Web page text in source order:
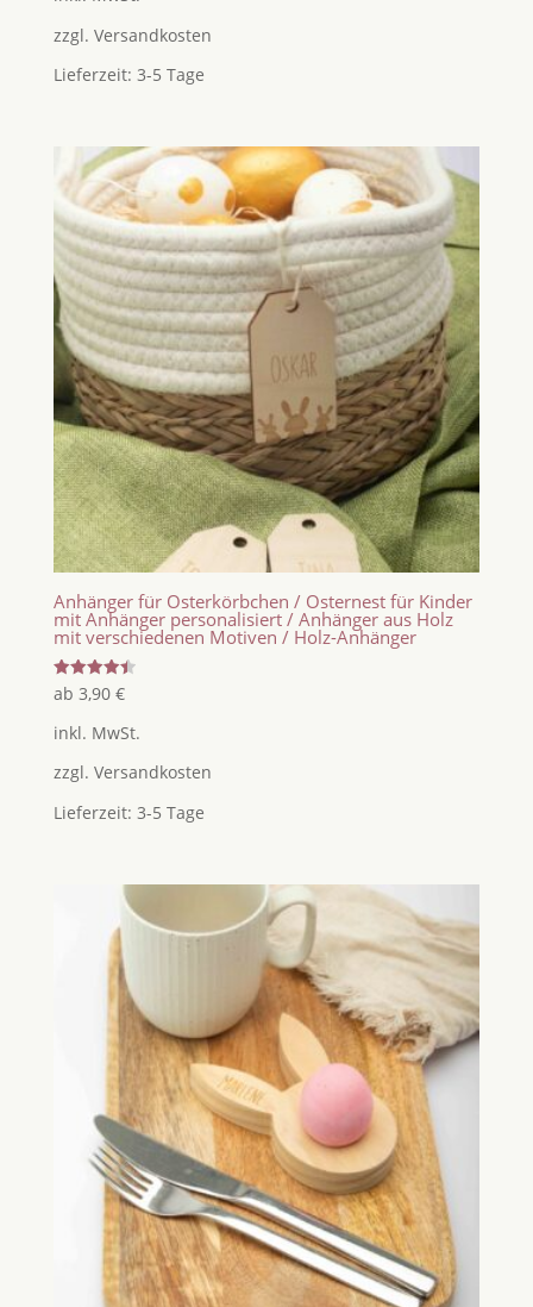
zzgl. Versandkosten
Lieferzeit: 3-5 Tage
Anhänger für Osterkörbchen / Osternest für Kinder
mit Anhänger personalisiert / Anhänger aus Holz
mit verschiedenen Motiven / Holz-Anhänger
Bewertet
mit
von 5
ab 3,90 €
inkl. MwSt.
zzgl. Versandkosten
Lieferzeit: 3-5 Tage